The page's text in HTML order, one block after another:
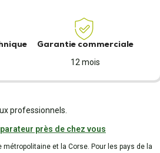
Garantie commerciale
12 mois
professionnels.
près de chez vous
métropolitaine et la Corse. Pour les pays de la